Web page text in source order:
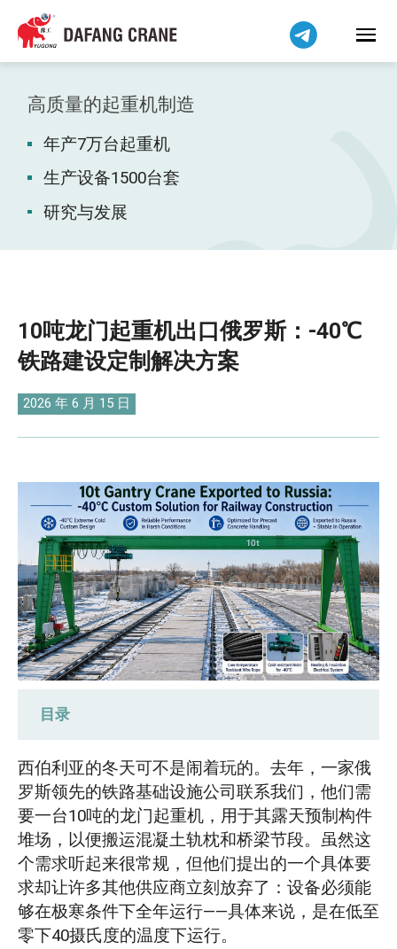
高质量的起重机制造
年产7万台起重机
生产设备1500台套
研究与发展
10吨龙门起重机出口俄罗斯：-40℃
铁路建设定制解决方案
2026 年 6 月 15 日
目录
满足客户需求：专为西伯利亚严寒气候设
计的龙门起重机
专为-40°C低温环境定制：四项关键工程升
级
1.防止钢材在-40℃下发生冷脆化和结构开裂
2. 防止极寒天气下电气设备冻结和潮湿短路
西伯利亚的冬天可不是闹着玩的。去年，一家俄
罗斯领先的铁路基础设施公司联系我们，他们需
要一台10吨的龙门起重机，用于其露天预制构件
堆场，以便搬运混凝土轨枕和桥梁节段。虽然这
个需求听起来很常规，但他们提出的一个具体要
求却让许多其他供应商立刻放弃了：设备必须能
够在极寒条件下全年运行——具体来说，是在低至
零下40摄氏度的温度下运行。
हिन्दी
Bahasa Indonesia
Bahasa Melayu
Tiếng Việt
বাংলা
فارسی
Pilipino
اردو
Kiswahili
Dansk
Norsk
O‘zbekcha